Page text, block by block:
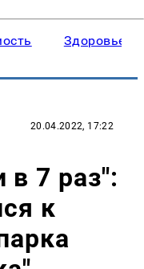
Здоровье
20.04.2022, 17:22
7 раз":
к